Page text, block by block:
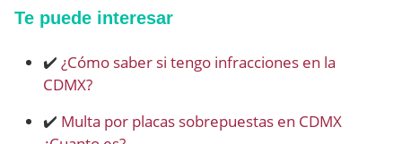
Te puede interesar
✔️ ¿Cómo saber si tengo infracciones en la
CDMX?
✔️ Multa por placas sobrepuestas en CDMX